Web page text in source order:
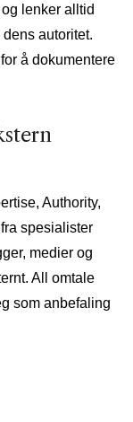
lenker alltid
autoritet.
å dokumentere
Authority,
spesialister
medier og
All omtale
som anbefaling